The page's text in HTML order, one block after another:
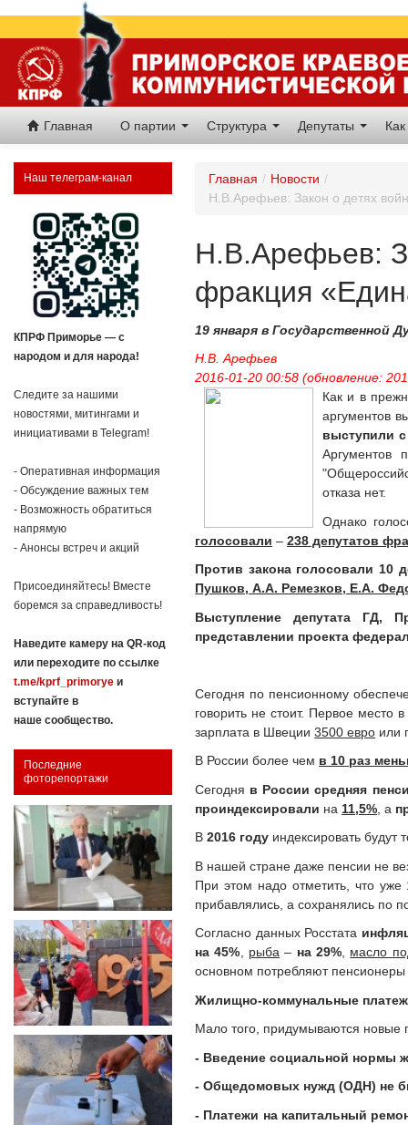
Главная О партии Структура Депутаты
Наш телеграм-канал
КПРФ Приморье — с
народом и для народа!
Следите за нашими
новостями, митингами и
инициативами в Telegram!
- Оперативная информация
- Обсуждение важных тем
- Возможность обратиться
напрямую
- Анонсы встреч и акций
Присоединяйтесь! Вместе
боремся за справедливость!
Наведите камеру на QR-код
или переходите по ссылке
t.me/kprf_primorye и
вступайте в
наше сообщество.
Последние
фоторепортажи
Главная / Новости /
Н.В.Арефьев: Закон о детях
Н.В.Арефьев:
фракция
19 января в Государственной
Н.В. Арефьев
2016-01-20 00:58 (обновление:
Как и в
аргументов
выступили
Аргументов
отказа нет.
Однако
голосовали –238 депутатов
Против закона голосовали 10
Пушков, А.А. Ремезков, Е.А.
Выступление депутата ГД,
представлении проекта
Сегодня по пенсионному
говорить не стоит. Первое
зарплата в Швеции3500 евро или
В России более чем в 10 раз
Сегодня в России средняя
проиндексировали на 11,5% , а
В2016 году индексировать будут
В нашей стране даже пенсии не
При этом надо отметить, что
прибавлялись, а сохранялись по
Согласно данных Росстата
на 45%
рыба – на 29%, масло
основном потребляют
Жилищно-коммунальные
Мало того, придумываются новые
- Введение социальной нормы
- Общедомовых нужд (ОДН) не
- Платежи на капитальный